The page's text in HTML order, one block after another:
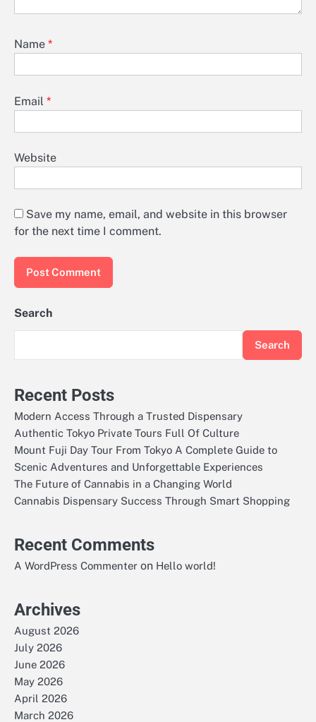
Name *
Email *
Website
Save my name, email, and website in this browser
for the next time I comment.
Search
Search
Recent Posts
Modern Access Through a Trusted Dispensary
Authentic Tokyo Private Tours Full Of Culture
Mount Fuji Day Tour From Tokyo A Complete Guide to
Scenic Adventures and Unforgettable Experiences
The Future of Cannabis in a Changing World
Cannabis Dispensary Success Through Smart Shopping
Recent Comments
A WordPress Commenter on Hello world!
Archives
August 2026
July 2026
June 2026
May 2026
April 2026
March 2026